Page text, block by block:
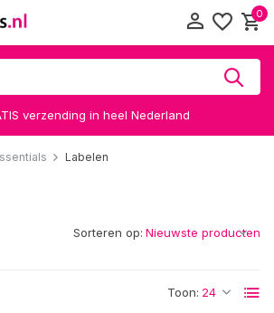
0
verzending in heel Nederland
Labelen
Toon:
Sorteren op: